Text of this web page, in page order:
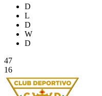
D
L
D
W
D
47
16